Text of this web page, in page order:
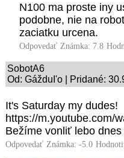
N100 ma proste iny
podobne, nie na
zaciatku urcena.
Odpovedať Známka: 7.8
SobotA6
Od: GážduI'o | Pridané:
It's Saturday my dudes!
https://m.youtube.com/
Bežíme vonliť lebo
Odpovedať Známka: -5.0